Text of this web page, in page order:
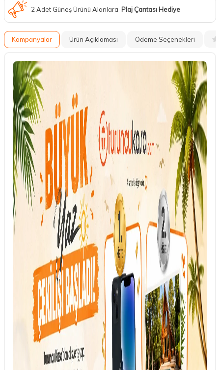
2 Adet Güneş Ürünü Alanlara Plaj Çantası Hediye
Kampanyalar Ürün Açıklaması Ödeme Seçenekleri